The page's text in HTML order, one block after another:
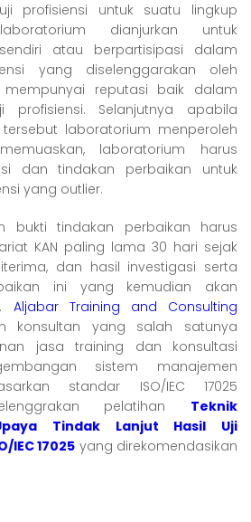
profisiensi untuk suatu lingkup
dianjurkan untuk
atau berpartisipasi dalam
yang diselenggarakan oleh
reputasi baik dalam
profisiensi. Selanjutnya apabila
laboratorium menperoleh
laboratorium harus
dan tindakan perbaikan untuk
yang outlier.
bukti tindakan perbaikan harus
KAN paling lama 30 hari sejak
dan hasil investigasi serta
ini yang kemudian akan
Aljabar Training and Consulting
konsultan yang salah satunya
jasa training dan konsultasi
sistem manajemen
standar ISO/IEC 17025
pelatihan Teknik
Tindak Lanjut Hasil Uji
IEC 17025 yang direkomendasikan